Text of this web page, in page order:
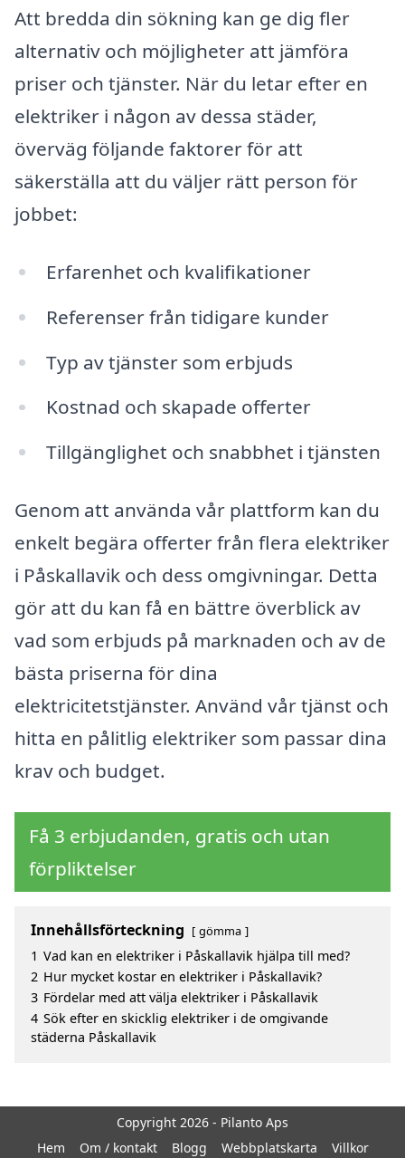
Att bredda din sökning kan ge dig fler
alternativ och möjligheter att jämföra
priser och tjänster. När du letar efter en
elektriker i någon av dessa städer,
överväg följande faktorer för att
säkerställa att du väljer rätt person för
jobbet:
Erfarenhet och kvalifikationer
Referenser från tidigare kunder
Typ av tjänster som erbjuds
Kostnad och skapade offerter
Tillgänglighet och snabbhet i tjänsten
Genom att använda vår plattform kan du
enkelt begära offerter från flera elektriker
i Påskallavik och dess omgivningar. Detta
gör att du kan få en bättre överblick av
vad som erbjuds på marknaden och av de
bästa priserna för dina
elektricitetstjänster. Använd vår tjänst och
hitta en pålitlig elektriker som passar dina
krav och budget.
Få 3 erbjudanden, gratis och utan
förpliktelser
Innehållsförteckning gömma
1 Vad kan en elektriker i Påskallavik hjälpa till med?
2 Hur mycket kostar en elektriker i Påskallavik?
3 Fördelar med att välja elektriker i Påskallavik
4 Sök efter en skicklig elektriker i de omgivande
städerna Påskallavik
Copyright 2026 - Pilanto Aps
Hem
Om / kontakt Blogg Webbplatskarta Villkor